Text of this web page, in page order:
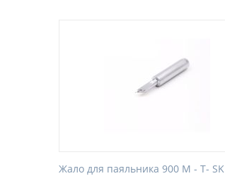
Жало для паяльника 900 М - Т- SK